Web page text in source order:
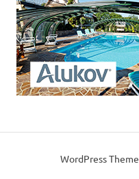
WordPress